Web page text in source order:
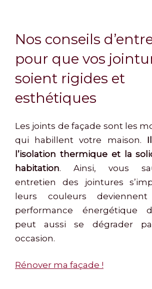
Nos conseils
pour que vos
soient rigides et
esthétiques
Les joints de façade sont les
qui habillent votre maison.
l’isolation thermique et la
habitation. Ainsi, vous
entretien des jointures
leurs couleurs
performance énergétique
peut aussi se dégrader
occasion.
Rénover ma façade !